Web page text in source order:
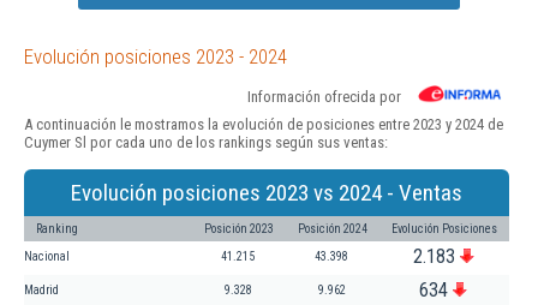
Evolución posiciones 2023 - 2024
Información ofrecida por
A continuación le mostramos la evolución de posiciones entre 2023 y 2024 de
Cuymer Sl por cada uno de los rankings según sus ventas:
Evolución posiciones 2023 vs 2024 - Ventas
Ranking Posición 2023 Posición 2024 Evolución Posiciones
Nacional 41.215 43.398 2.183
Madrid 9.328 9.962 634